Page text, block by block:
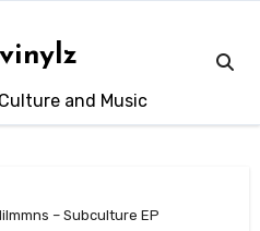
and Music
– Subculture EP